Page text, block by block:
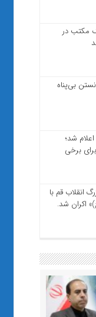
مکتب در
بی‌پناه
شد؛
برخی
انقلاب قم با
اکران شد.